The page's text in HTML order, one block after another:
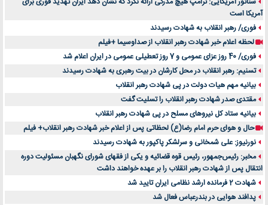
آمریکا است
فوری/ رهبر انقلاب به شهادت رسیدند
لحظه اعلام خبر شهادت رهبر انقلاب از صداوسیما +فیلم
فوری/ 40 روز عزای عمومی و 7 روز تعطیلی عمومی در ایران اعلام شد
تسنیم: رهبر انقلاب در محل کارشان در بیت رهبری به شهادت رسیدند
بیانیه مهم هیات دولت در پی شهادت رهبر انقلاب
مقتدی صدر شهادت رهبر انقلاب را تسلیت گفت
بیانیه ستاد کل نیروهای مسلح در پی شهادت رهبر انقلاب
حال و هوای حرم امام رضا(ع) لحظاتی پس از اعلام خبر شهادت رهبر انقلاب+ فیلم
نورنیوز: علی شمخانی و سرلشکر پاکپور به شهادت رسیدند
مخبر: رئیس‌جمهور، رئیس قوه ‌قضائیه و یکی از فقهای شورای نگهبان مسئولیت دوره
انتقال پس ‌از شهادت رهبر انقلاب را بر عهده خواهند داشت
شهادت 2 فرمانده ارشد نظامی ایران تایید شد
پدافند هوایی در بندرعباس فعال شد